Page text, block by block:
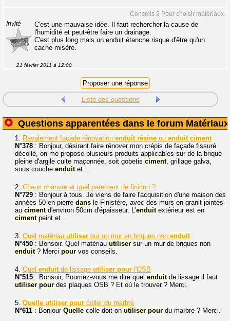
Conseils 2 Pour choisir matériaux
Invité
C'est une mauvaise idée. Il faut rechercher la cause de
l'humidité et peut-être faire un drainage.
C'est plus long mais un enduit étanche risque d'être qu'un
cache misère.
21 février 2011 à 12:00
Liste des questions
Questions apparentées dans le forum Matériaux
1. Ravalement façade rénovation enduit résine ou enduit ciment
N°378 : Bonjour, désirant faire rénover mon crépis de façade fissuré
décollé, on me propose plusieurs produits applicables sur de la brique
pleine d'argile cuite maçonnée, soit gobetis ciment, grillage galva,
sous couche enduitet...
2. Chaux chanvre et quel parement de finition ?
N°729 : Bonjour à tous. Je viens de faire l'acquisition d'une maison des
années 50 en pierre dans le Finistère, avec des murs en granit jointés
au cimentd'environ 50cm d'épaisseur. L'enduitextérieur est en
cimentpeint et...
3. Quel matériau utiliser sur un mur en briques non enduit
N°450 : Bonsoir. Quel matériau utiliser sur un mur de briques non
enduit? Merci pour vos conseils.
4. Quel enduitde lissage utiliser pour l'OSB
N°515 : Bonsoir, Pourriez-vous me dire quel enduitde lissage il faut
utiliser pour des plaques OSB ? Et où le trouver ? Merci.
5. Quelle utiliser pour coller du marbre
N°611 : Bonjour Quelle colle doit-on utiliser pour du marbre ? Merci.